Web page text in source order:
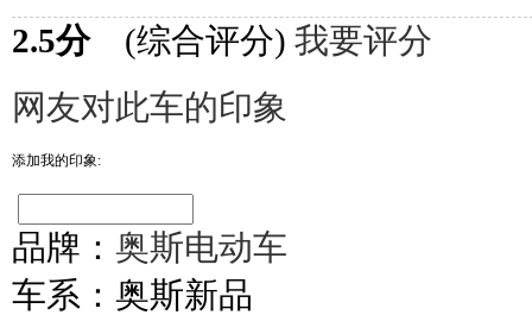
2.5分(综合评分) 我要评分
网友对此车的印象
添加我的印象:
品牌： 奥斯电动车
车系： 奥斯新品